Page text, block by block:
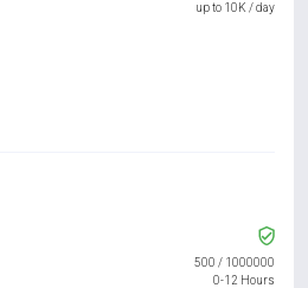
up to 10K / day
500 / 1000000
0-12 Hours